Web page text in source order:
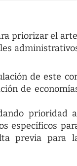
priorizar el
de este
de
prioridad
específicos
previa para